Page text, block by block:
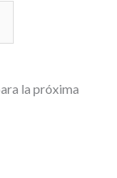
la próxima